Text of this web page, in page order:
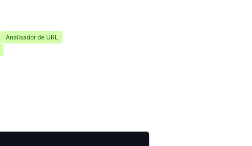
Analisador de URL